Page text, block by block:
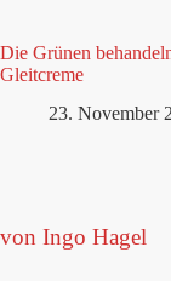
Die Grünen
Gleitcreme
23. November
von Ingo Hagel